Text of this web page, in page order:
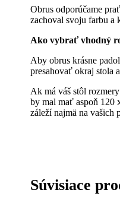
Obrus odporúčame
zachoval svoju farbu a
Ako vybrať vhodný
Aby obrus krásne
presahovať okraj stola
Ak má váš stôl
by mal mať aspoň 120
záleží najmä na vašich
Súvisiace